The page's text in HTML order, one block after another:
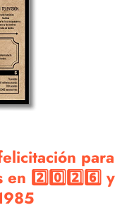
para
en 2️⃣0️⃣2️⃣6️⃣ y